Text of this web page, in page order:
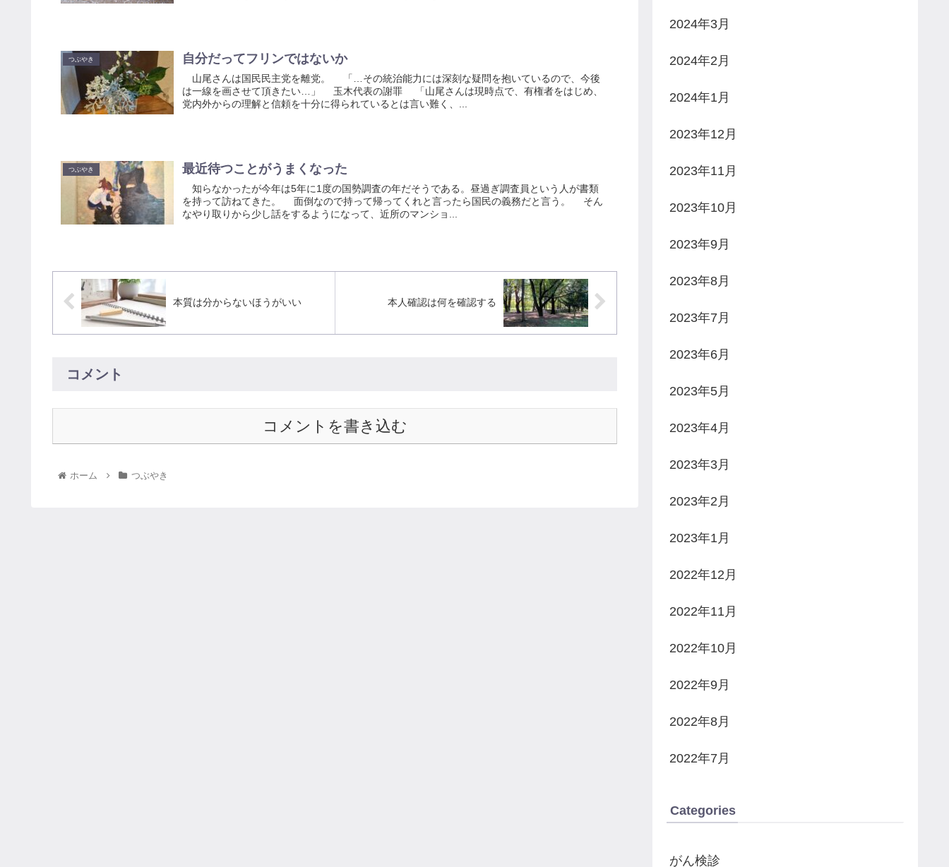
つぶやき 自分だってフリンではないか
山尾さんは国民民主党を離党。 「…その統治能力には深刻な疑問を抱いているので、今後
は一線を画させて頂きたい…」 玉木代表の謝罪 「山尾さんは現時点で、有権者をはじめ、
党内外からの理解と信頼を十分に得られているとは言い難く、...
つぶやき 最近待つことがうまくなった
知らなかったが今年は5年に1度の国勢調査の年だそうである。昼過ぎ調査員という人が書類
を持って訪ねてきた。 面倒なので持って帰ってくれと言ったら国民の義務だと言う。 そん
なやり取りから少し話をするようになって、近所のマンショ...
本質は分からないほうがいい 本人確認は何を確認する
コメント
コメントを書き込む
ホーム つぶやき
2024年3月
2024年2月
2024年1月
2023年12月
2023年11月
2023年10月
2023年9月
2023年8月
2023年7月
2023年6月
2023年5月
2023年4月
2023年3月
2023年2月
2023年1月
2022年12月
2022年11月
2022年10月
2022年9月
2022年8月
2022年7月
Categories
がん検診